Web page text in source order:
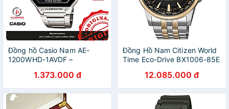
Đồng hồ Casio Nam AE-
1200WHD-1AVDF –
1.373.000 đ
Đồng Hồ Nam Citizen World
Time Eco-Drive BX1006-85E
Kính Sapphire - Mặt Đen
12.085.000 đ